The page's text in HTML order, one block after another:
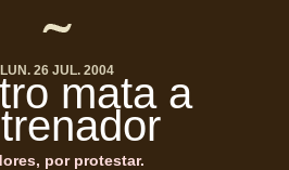
LUN. 26 JUL. 2004mata a
por protestar.